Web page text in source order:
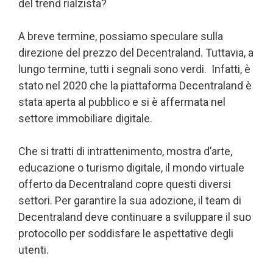
del trend rialzista?
A breve termine, possiamo speculare sulla
direzione del prezzo del Decentraland. Tuttavia, a
lungo termine, tutti i segnali sono verdi. Infatti, è
stato nel 2020 che la piattaforma Decentraland è
stata aperta al pubblico e si è affermata nel
settore immobiliare digitale.
Che si tratti di intrattenimento, mostra d’arte,
educazione o turismo digitale, il mondo virtuale
offerto da Decentraland copre questi diversi
settori. Per garantire la sua adozione, il team di
Decentraland deve continuare a sviluppare il suo
protocollo per soddisfare le aspettative degli
utenti.